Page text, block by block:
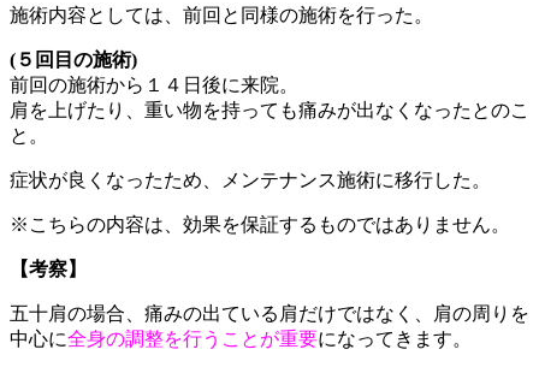
施術内容としては、前回と同様の施術を行った。
(５回目の施術)
前回の施術から１４日後に来院。
肩を上げたり、重い物を持っても痛みが出なくなったとのこ
と。
症状が良くなったため、メンテナンス施術に移行した。
※こちらの内容は、効果を保証するものではありません。
【考察】
五十肩の場合、痛みの出ている肩だけではなく、肩の周りを
中心に全身の調整を行うことが重要になってきます。